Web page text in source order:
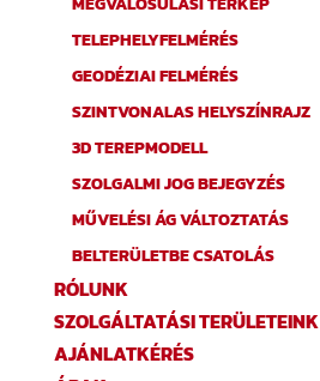
TELEPHELYFELMÉRÉS
GEODÉZIAI FELMÉRÉS
SZINTVONALAS HELYSZÍNRAJZ
3D TEREPMODELL
SZOLGALMI JOG BEJEGYZÉS
MŰVELÉSI ÁG VÁLTOZTATÁS
BELTERÜLETBE CSATOLÁS
RÓLUNK
SZOLGÁLTATÁSI TERÜLETEINK
AJÁNLATKÉRÉS